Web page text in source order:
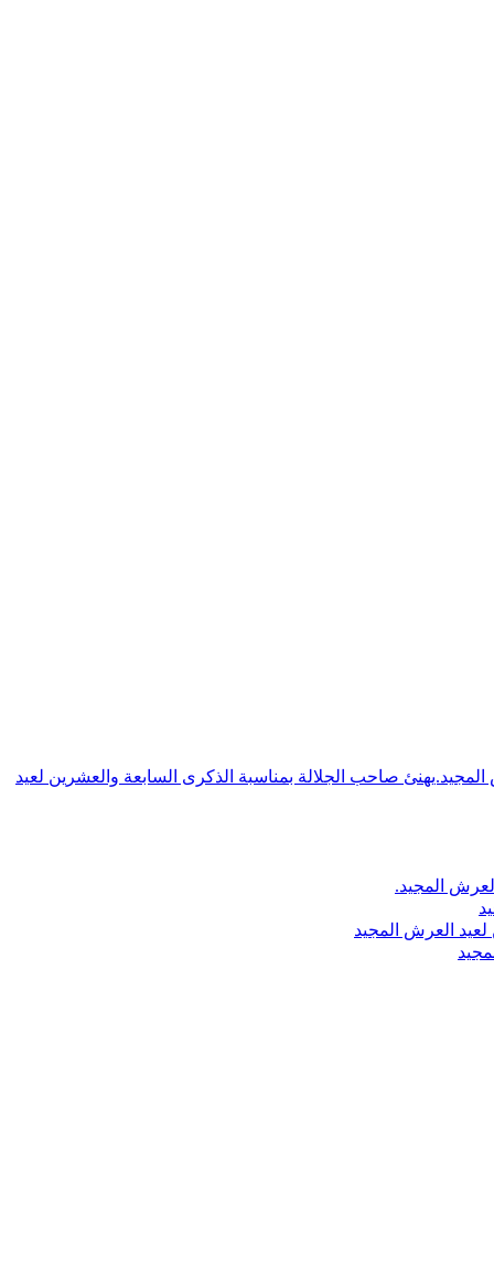
صاحب الجلالة بمناسبة الذكرى السابعة والعشرين لعيد
المجيد.
العرش المجيد